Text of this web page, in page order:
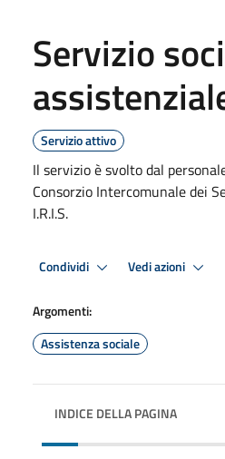
Servizio
Servizio attivo
Il servizio è svolto dal
Consorzio Intercomunale dei
I.R.I.S.
Condividi Vedi azioni
Argomenti:
Assistenza sociale
INDICE DELLA PAGINA